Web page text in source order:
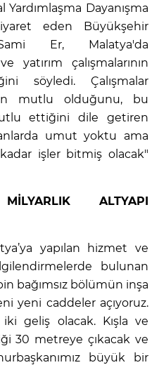
Yardımlaşma Dayanışma
eden Büyükşehir
Er, Malatya'da
çalışmalarının
söyledi. Çalışmalar
mutlu olduğunu, bu
ettiğini dile getiren
umut yoktu ama
işler bitmiş olacak"
ALTYAPI
yapılan hizmet ve
bulunan
bağımsız bölümün inşa
yeni caddeler açıyoruz.
geliş olacak. Kışla ve
30 metreye çıkacak ve
büyük bir